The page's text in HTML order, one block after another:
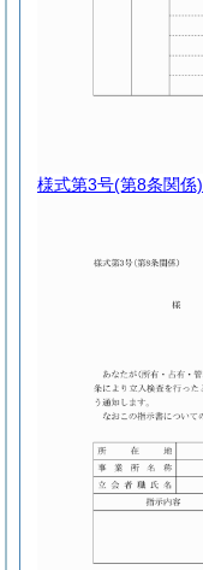
様式第3号(第8条関係)